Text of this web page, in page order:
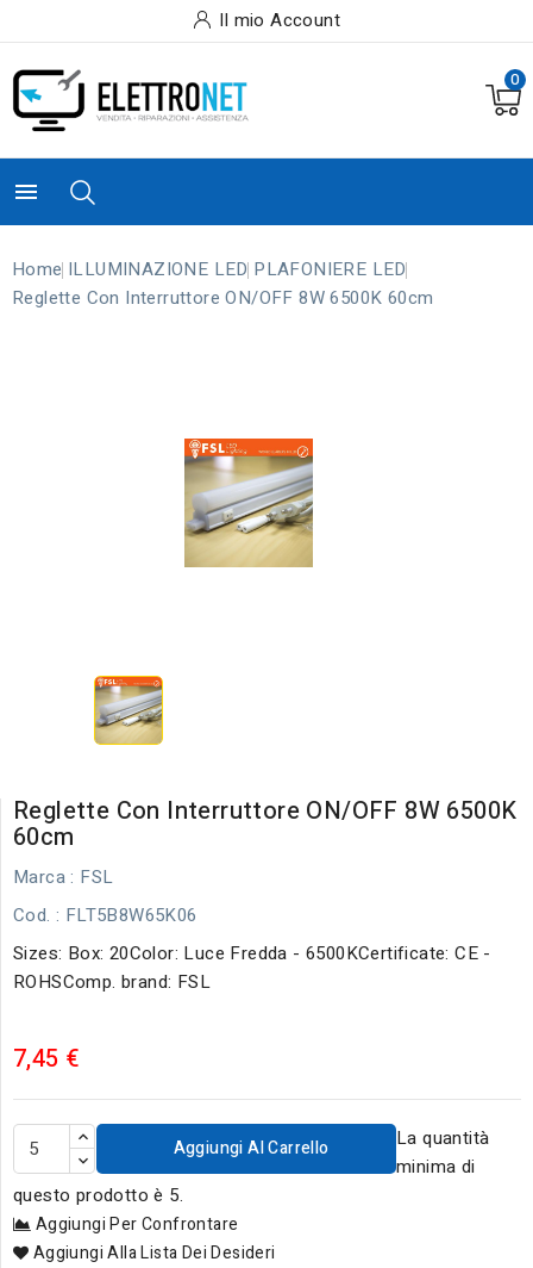
Il mio Account
0

Home ILLUMINAZIONE LED PLAFONIERE LED
Reglette Con Interruttore ON/OFF 8W 6500K 60cm
Reglette Con Interruttore ON/OFF 8W 6500K
60cm
Marca : FSL
Cod. : FLT5B8W65K06
Sizes: Box: 20Color: Luce Fredda - 6500KCertificate: CE -
ROHSComp. brand: FSL
7,45 €
Aggiungi Al Carrello
La quantità
minima di
questo prodotto è 5.
Aggiungi Per Confrontare
Aggiungi Alla Lista Dei Desideri